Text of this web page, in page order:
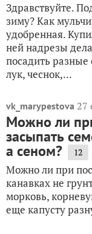
Здравствуйте.
зиму? Как
удобренная.
ней надрезы
посадить
лук, чеснок,...
vk_marypestova 27
Можно ли
засыпать
а сеном? 12
Можно ли при
канавках не
морковь,
еще капусту